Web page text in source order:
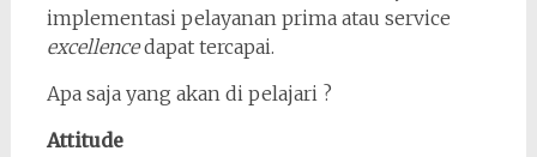
implementasi pelayanan prima atau service
excellencedapat tercapai.
Apa saja yang akan di pelajari ?
Attitude